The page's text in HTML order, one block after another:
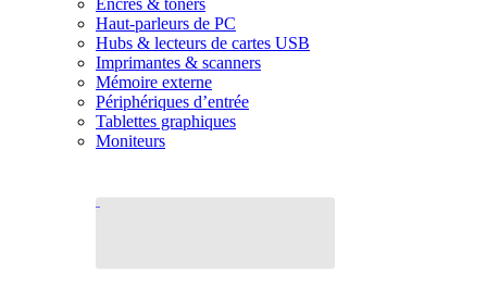
Encres & toners
Haut-parleurs de PC
Hubs & lecteurs de cartes USB
Imprimantes & scanners
Mémoire externe
Périphériques d’entrée
Tablettes graphiques
Moniteurs